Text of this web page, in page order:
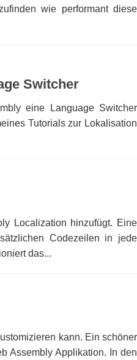
wie performant diese
Switcher
eine Language Switcher
Tutorials zur Lokalisation
Localization hinzufügt. Eine
Codezeilen in jede
das...
kann. Ein schöner
Assembly Applikation. In den